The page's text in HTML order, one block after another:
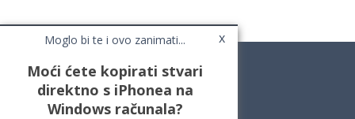
Moglo bi te i ovo zanimati... x
Moći ćete kopirati stvari
direktno s iPhonea na
Windows računala?